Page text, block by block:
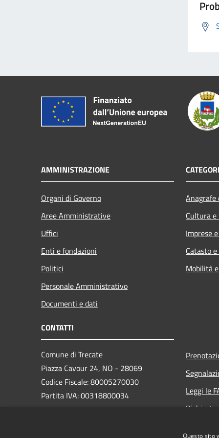
AMMINISTRAZIONE
Organi di Governo
Aree Amministrative
Uffici
Enti e fondazioni
Politici
Personale Amministrativo
Documenti e dati
Cultura
Imprese
Catasto
Mobilità
CONTATTI
Comune di Trecate
Piazza Cavour 24, NO - 28069
Codice Fiscale: 80005270030
Partita IVA: 00318800034
Leggi le
Questo sito